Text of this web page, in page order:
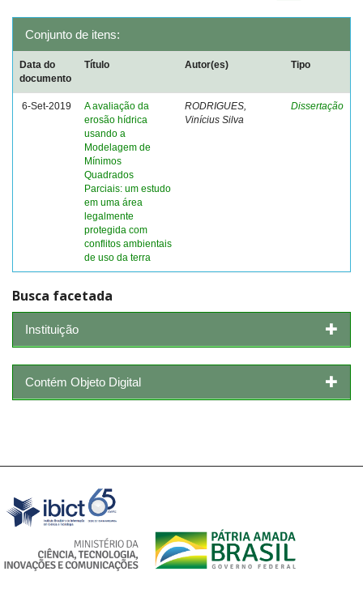
Conjunto de itens:
Data do
documento
Título Autor(es) Tipo
6-Set-2019
A avaliação da
erosão hídrica
usando a
Modelagem de
Mínimos
Quadrados
Parciais: um estudo
em uma área
legalmente
protegida com
conflitos ambientais
de uso da terra
RODRIGUES,
Vinícius Silva
Dissertação
Busca facetada
Instituição
Contém Objeto Digital